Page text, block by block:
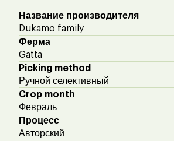
Название производителя
Dukamo family
Ферма
Gatta
Picking method
Ручной селективный
Crop month
Февраль
Процесс
Авторский